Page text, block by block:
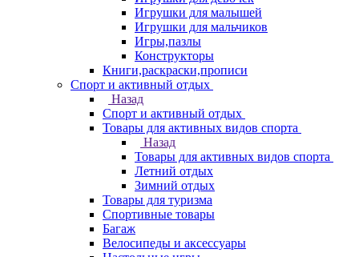
Игрушки для малышей
Игрушки для мальчиков
Игры,пазлы
Конструкторы
Книги,раскраски,прописи
Спорт и активный отдых
Назад
Спорт и активный отдых
Товары для активных видов спорта
Назад
Товары для активных видов спорта
Летний отдых
Зимний отдых
Товары для туризма
Спортивные товары
Багаж
Велосипеды и аксессуары